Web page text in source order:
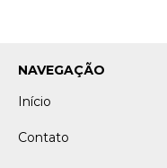
NAVEGAÇÃO
Início
Contato